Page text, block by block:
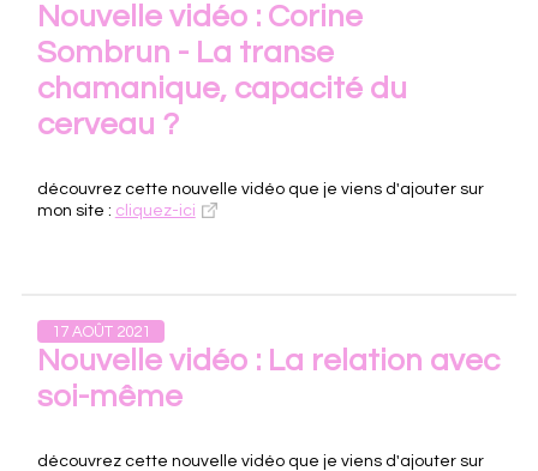
Nouvelle vidéo : Corine
Sombrun - La transe
chamanique, capacité du
cerveau ?
découvrez cette nouvelle vidéo que je viens d'ajouter sur
mon site : cliquez-ici
17 AOÛT 2021
Nouvelle vidéo : La relation avec
soi-même
découvrez cette nouvelle vidéo que je viens d'ajouter sur